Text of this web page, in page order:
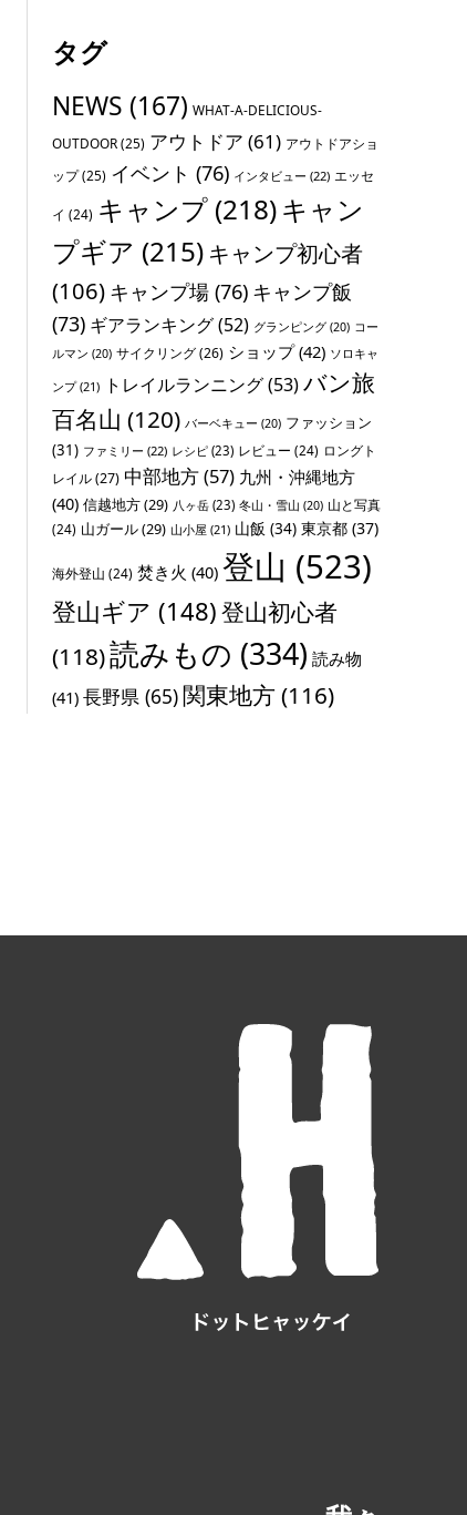
タグ
NEWS (167) WHAT-A-DELICIOUS-
OUTDOOR(25) アウトドア (61) アウトドアショ
ップ(25) イベント (76) インタビュー (22) エッセ
イ (24) キャンプ (218)キャン
プギア (215) キャンプ初心者
(106) キャンプ場 (76) キャンプ飯
(73) ギアランキング(52) グランピング (20) コー
ルマン (20) サイクリング(26) ショップ(42) ソロキャ
ンプ(21) トレイルランニング(53)バン旅
百名山 (120) バーベキュー (20) ファッション
(31) ファミリー (22) レシピ (23) レビュー (24) ロングト
レイル(27) 中部地方(57) 九州・沖縄地方
(40) 信越地方(29) 八ヶ岳 (23) 冬山・雪山 (20) 山と写真
(24) 山ガール(29) 山小屋 (21) 山飯 (34) 東京都 (37)
海外登山 (24) 焚き火 (40) 登山 (523)
登山ギア (148)登山初心者
(118)読みもの (334) 読み物
(41) 長野県 (65)関東地方(116)